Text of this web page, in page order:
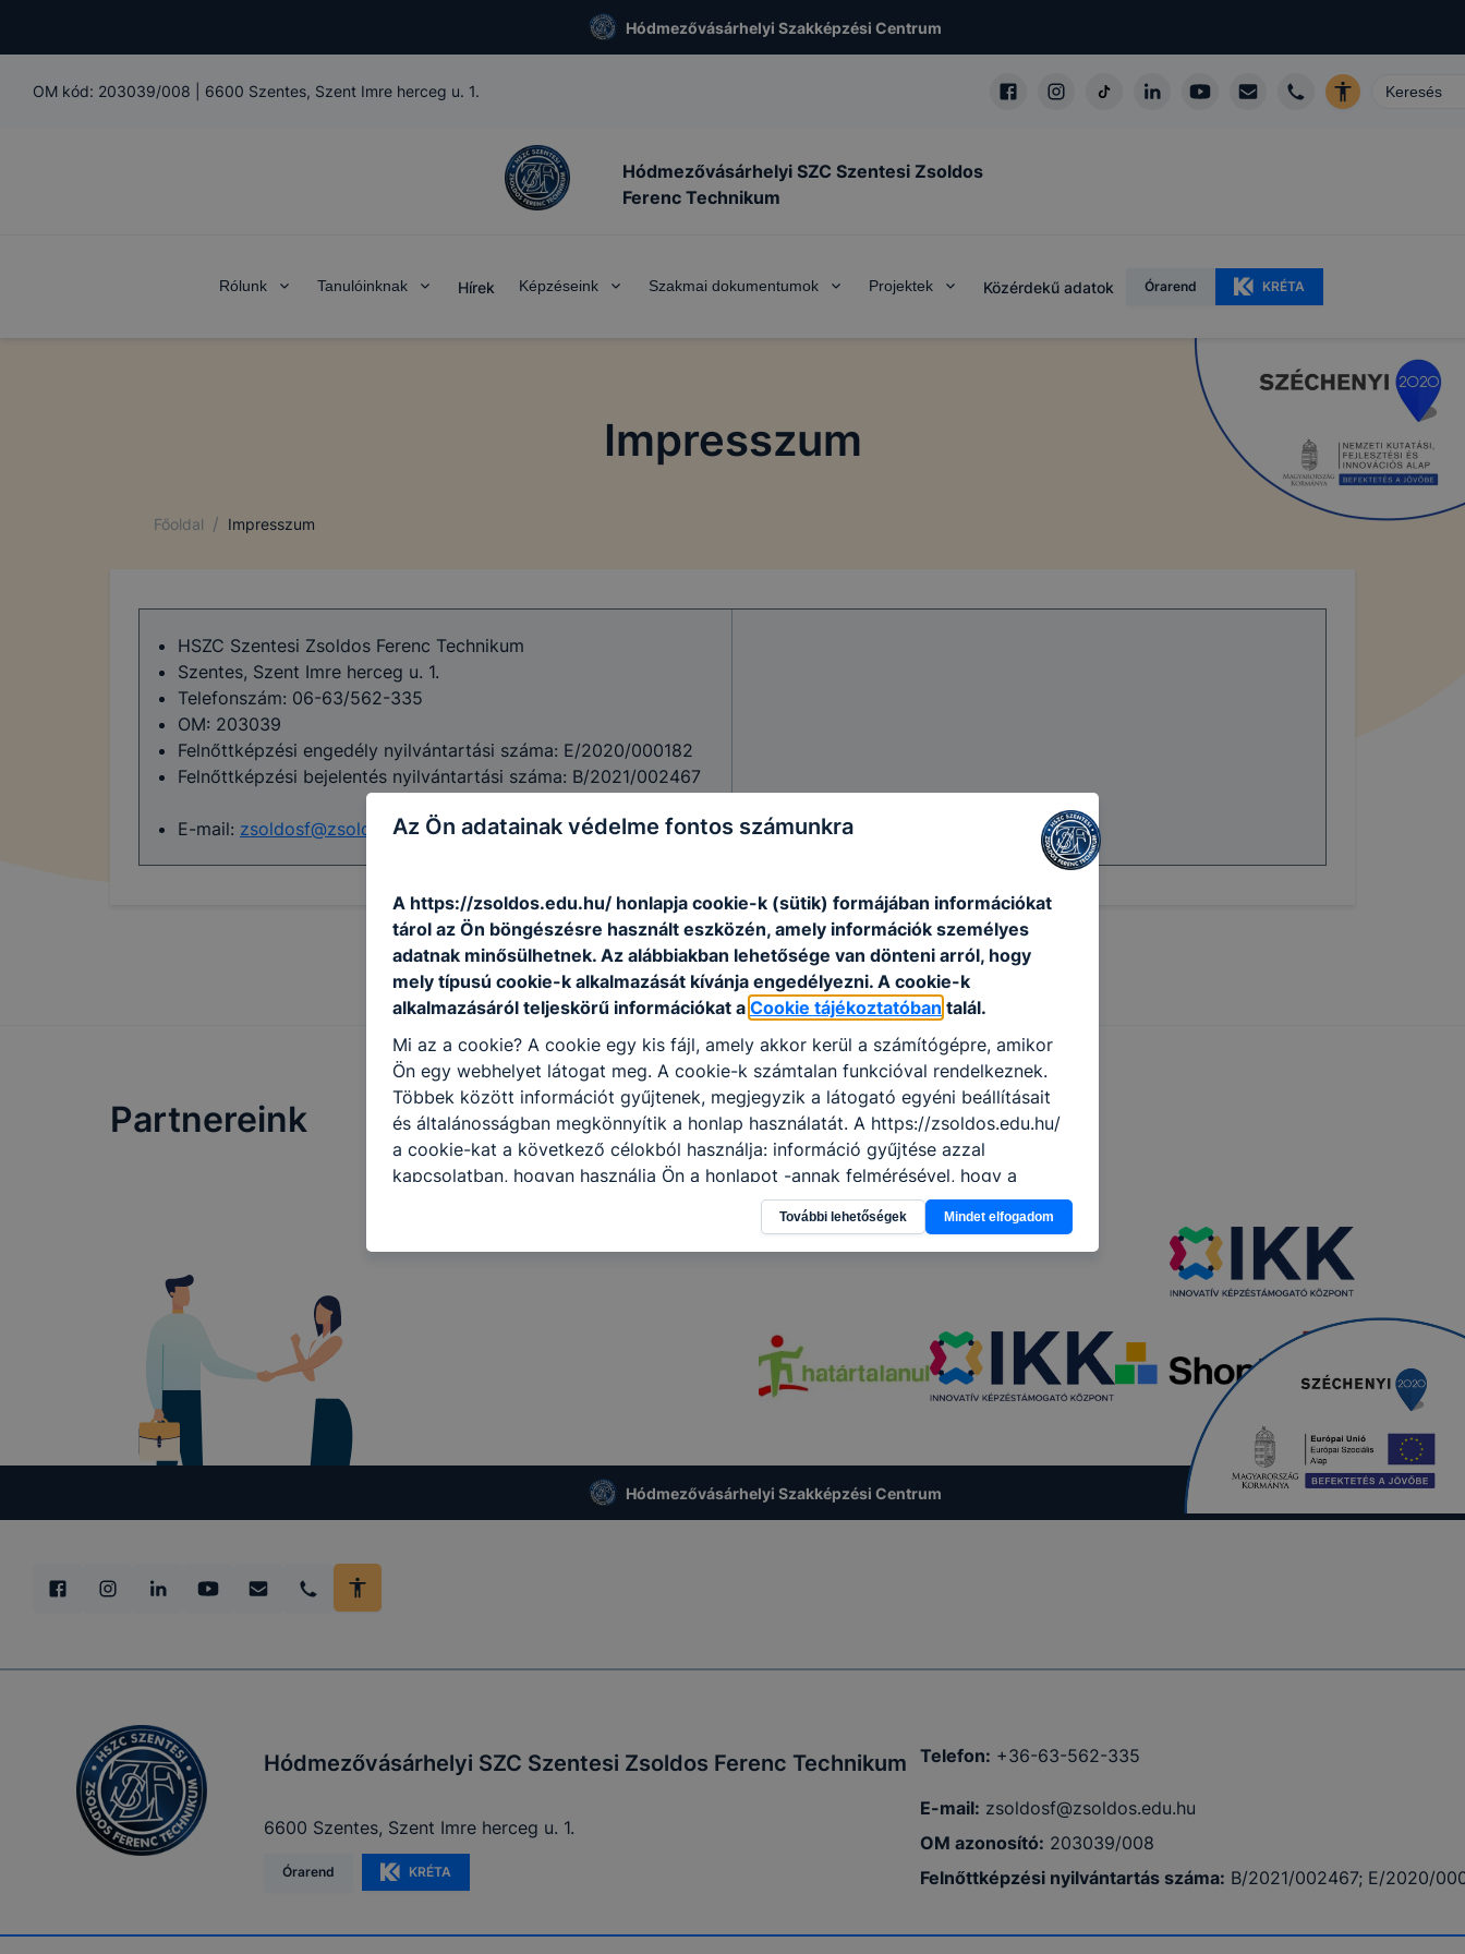
Hódmezővásárhelyi Szakképzési Centrum
OM kód: 203039/008 6600 Szentes, Szent Imre herceg u. 1.
Hódmezővásárhelyi SZC Szentesi Zsoldos
Ferenc Technikum
Rólunk Tanulóinknak Hírek Képzéseink Szakmai dokumentumok Projektek Közérdekű adatok Órarend KRÉTA
Impresszum
Főoldal / Impresszum
HSZC Szentesi Zsoldos Ferenc Technikum
Szentes, Szent Imre herceg u. 1.
Telefonszám: 06-63/562-335
OM: 203039
Felnőttképzési engedély nyilvántartási száma: E/2020/000182
Felnőttképzési bejelentés nyilvántartási száma: B/2021/002467
E-mail: zsoldosf@zsoldos.edu.hu
Partnereink
Hódmezővásárhelyi Szakképzési Centrum
Hódmezővásárhelyi SZC Szentesi Zsoldos Ferenc Technikum
6600 Szentes, Szent Imre herceg u. 1.
Órarend KRÉTA
Telefon: +36-63-562-335
E-mail: zsoldosf@zsoldos.edu.hu
OM azonosító: 203039/008
Felnőttképzési nyilvántartás száma: B/2021/002467; E/2020/
Az Ön adatainak védelme fontos számunkra
A https://zsoldos.edu.hu/ honlapja cookie-k (sütik) formájában információkat
tárol az Ön böngészésre használt eszközén, amely információk személyes
adatnak minősülhetnek. Az alábbiakban lehetősége van dönteni arról, hogy
mely típusú cookie-k alkalmazását kívánja engedélyezni. A cookie-k
alkalmazásáról teljeskörű információkat a Cookie tájékoztatóban talál.
Mi az a cookie? A cookie egy kis fájl, amely akkor kerül a számítógépre, amikor
Ön egy webhelyet látogat meg. A cookie-k számtalan funkcióval rendelkeznek.
Többek között információt gyűjtenek, megjegyzik a látogató egyéni beállításait
és általánosságban megkönnyítik a honlap használatát. A https://zsoldos.edu.hu/
a cookie-kat a következő célokból használja: információ gyűjtése azzal
kapcsolatban, hogyan használja Ön a honlapot -annak felmérésével, hogy a
honlap melyik részeit látogatja, vagy használja leginkább, így megtudhatjuk,
hogyan biztosítsunk Önnek még jobb felhasználói élményt, ha ismét meglátogatja
oldalunkat, honlap fejlesztése. Hogyan ellenőrizheti és hogyan tudja kikapcsolni a
a cookie-kat, de ezek általában megváltoztathatók. Felhívjuk figyelmét, hogy
mivel a cookie-k célja honlapunk használhatóságának és folyamatainak
megkönnyítése vagy lehetővé tétele, a cookie-k alkalmazásának
tervezettől eltérően fog működni böngészőjében.
További lehetőségek Mindet elfogadom